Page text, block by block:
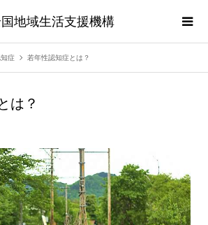
地域生活支援機構
症 若年性認知症とは？
は？